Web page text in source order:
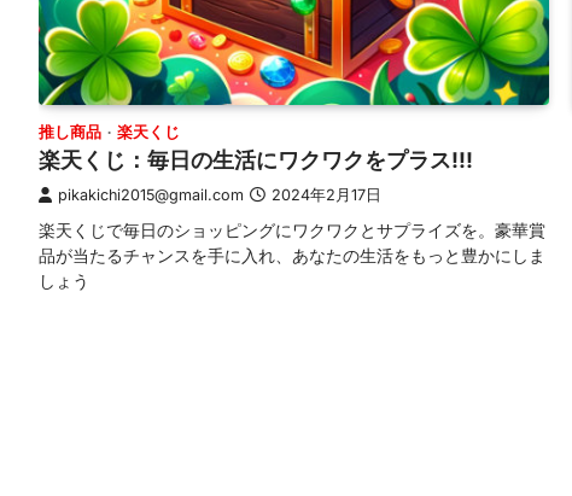
推し商品 楽天くじ
楽天くじ：毎日の生活にワクワクをプラス!!!
pikakichi2015@gmail.com 2024年2月17日
楽天くじで毎日のショッピングにワクワクとサプライズを。豪華賞
品が当たるチャンスを手に入れ、あなたの生活をもっと豊かにしま
しょう